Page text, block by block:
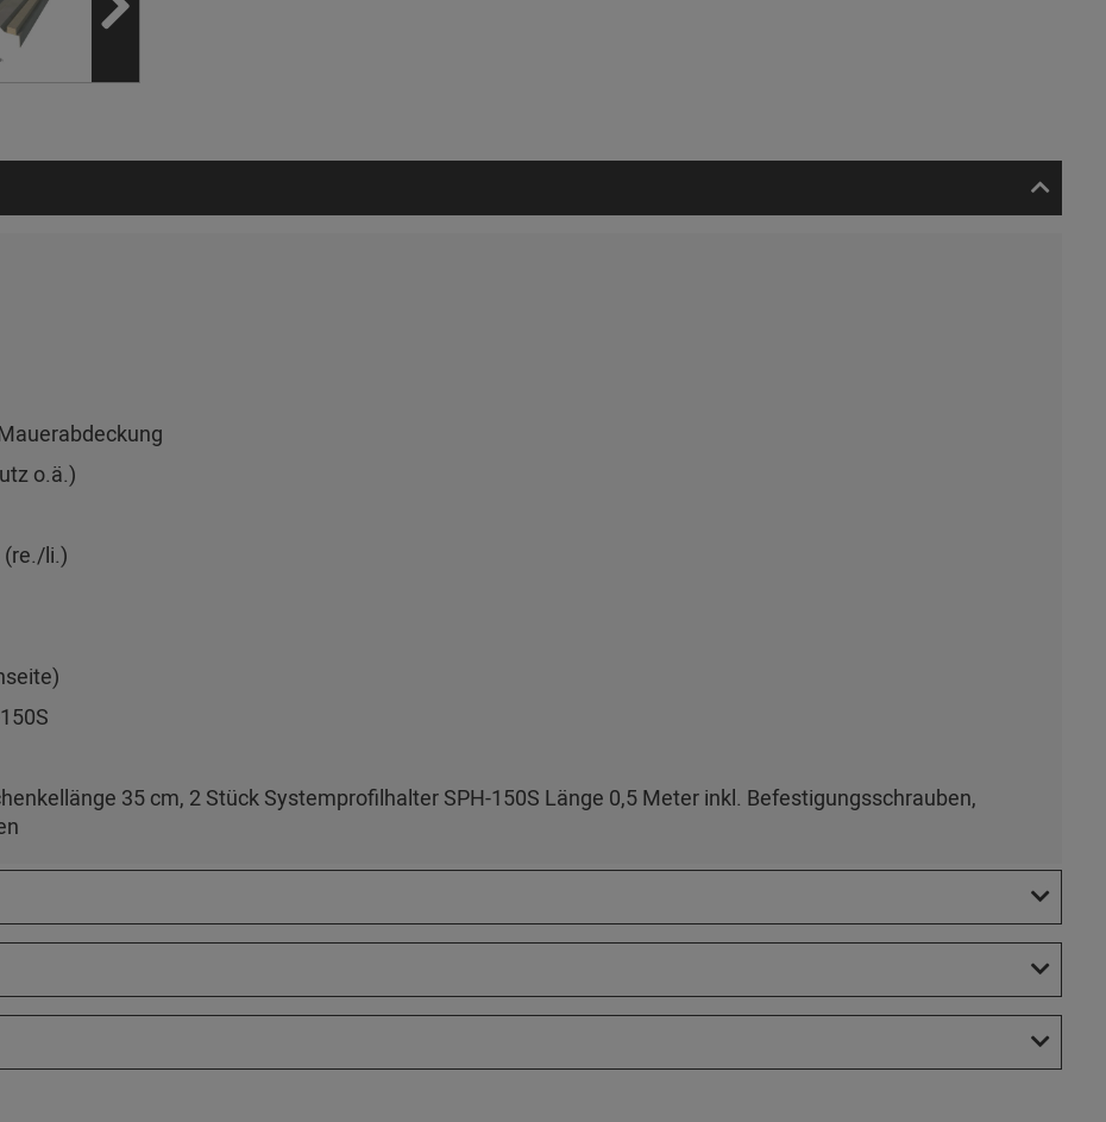
o.ä.)
(re./li.)
35 cm, 2 Stück Systemprofilhalter SPH-150S Länge 0,5 Meter inkl. Befestigungsschrauben,